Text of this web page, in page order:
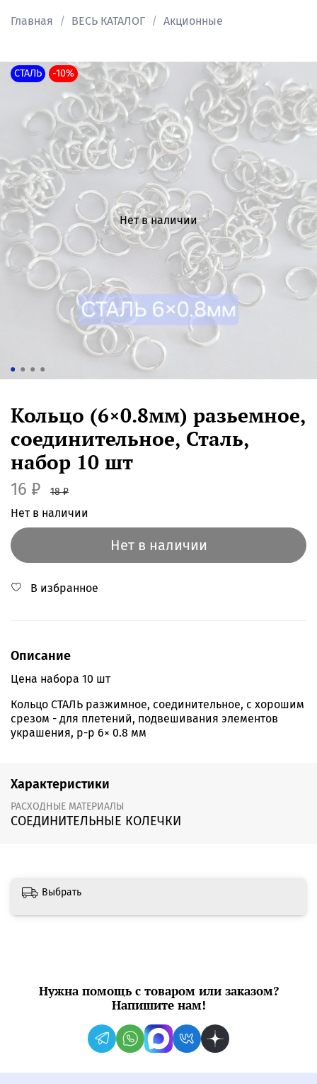
Главная ВЕСЬ КАТАЛОГ Акционные
Нет в наличии
СТАЛЬ -10%
Кольцо (6×0.8мм) разьемное,
соединительное, Сталь,
набор 10 шт
16 ₽ 18 ₽
Нет в наличии
Нет в наличии
В избранное
Описание
Цена набора 10 шт
Кольцо СТАЛЬ разжимное, соединительное, с хорошим
срезом - для плетений, подвешивания элементов
украшения, р-р 6× 0.8 мм
Характеристики
РАСХОДНЫЕ МАТЕРИАЛЫ
СОЕДИНИТЕЛЬНЫЕ КОЛЕЧКИ
Выбрать
Нужна помощь с товаром или заказом?
Напишите нам!